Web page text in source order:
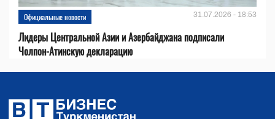
Официальные новости 31.07.2026 - 18:53
Лидеры Центральной Азии и Азербайджана подписали
Чолпон-Атинскую декларацию